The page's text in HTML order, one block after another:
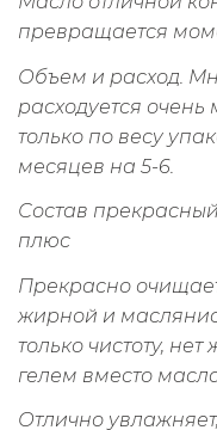
превращается
Объем и расход.
расходуется очень
только по весу
месяцев на 5-6.
Состав
плюс
Прекрасно
жирной и
только чистоту,
гелем вместо
Отлично